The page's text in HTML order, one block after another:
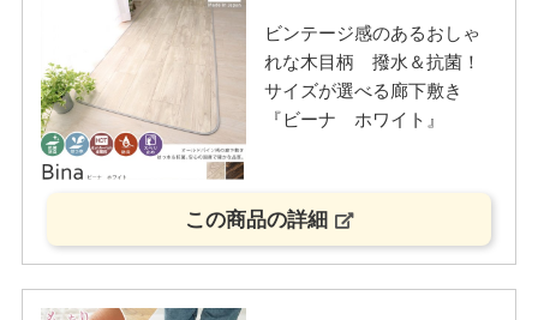
ビンテージ感のあるおしゃ
れな木目柄 撥水＆抗菌！
サイズが選べる廊下敷き
『ビーナ ホワイト』
この商品の詳細